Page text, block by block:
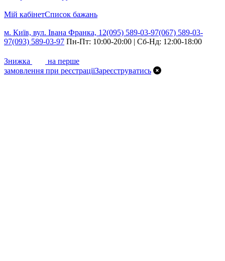
Мій кабінетCписок бажань
м. Київ, вул. Івана Франка, 12(095) 589-03-97(067) 589-03-
97(093) 589-03-97 Пн-Пт: 10:00-20:00 | Сб-Нд: 12:00-18:00
Знижка
на перше
замовлення при реєстраціїЗареєструватись